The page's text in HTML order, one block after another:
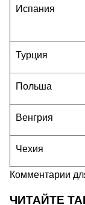
Испания
Турция
Польша
Венгрия
Чехия
Комментарии
ЧИТАЙТЕ